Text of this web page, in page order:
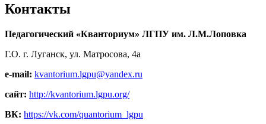
Контакты
Педагогический «Кванториум» ЛГПУ им. Л.М.Лоповка
Г.О. г. Луганск, ул. Матросова, 4а
e-mail: kvantorium.lgpu@yandex.ru
сайт: http://kvantorium.lgpu.org/
ВК: https://vk.com/quantorium_lgpu